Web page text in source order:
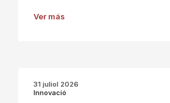
Ver más
31 juliol 2026
Innovació